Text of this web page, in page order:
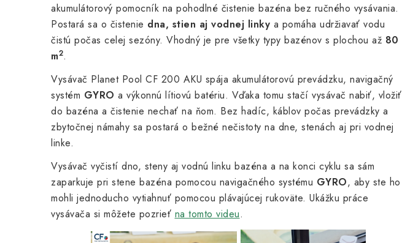
akumulátorový pomocník na pohodlné čistenie bazéna bez ručného vysávania.
Postará sa o čistenie dna, stien aj vodnej linky a pomáha udržiavať vodu
čistú počas celej sezóny. Vhodný je pre všetky typy bazénov s plochou až 80
m2.
Vysávač Planet Pool CF 200 AKU spája akumulátorovú prevádzku, navigačný
systém GYRO a výkonnú lítiovú batériu. Vďaka tomu stačí vysávač nabiť, vložiť
do bazéna a čistenie nechať na ňom. Bez hadíc, káblov počas prevádzky a
zbytočnej námahy sa postará o bežné nečistoty na dne, stenách aj pri vodnej
linke.
Vysávač vyčistí dno, steny aj vodnú linku bazéna a na konci cyklu sa sám
zaparkuje pri stene bazéna pomocou navigačného systému GYRO, aby ste ho
mohli jednoducho vytiahnuť pomocou plávajúcej rukoväte. Ukážku práce
vysávača si môžete pozrieť na tomto videu.